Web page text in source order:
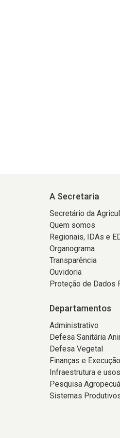
A Secretaria
Secretário da
Quem somos
Regionais, IDAs e
Organograma
Transparência
Ouvidoria
Proteção de Dados
Departamentos
Administrativo
Defesa Sanitária
Defesa Vegetal
Finanças e
Infraestrutura e
Pesquisa
Sistemas